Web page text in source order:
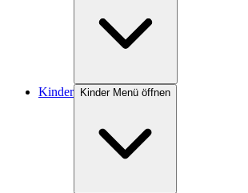
Kinder Kinder Menü öffnen